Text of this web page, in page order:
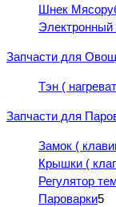
Шнек
Запчасти для
Тэн (
Запчасти для
Замок (
Крышки (
Регулятор
Пароварки5